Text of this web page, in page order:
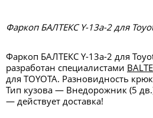
Фаркоп БАЛТЕКС Y-13a-2 для
Фаркоп БАЛТЕКС Y-13a-2 для
разработан специалистами
для TOYOTA. Разновидность
Тип кузова — Внедорожник (5
— действует доставка!